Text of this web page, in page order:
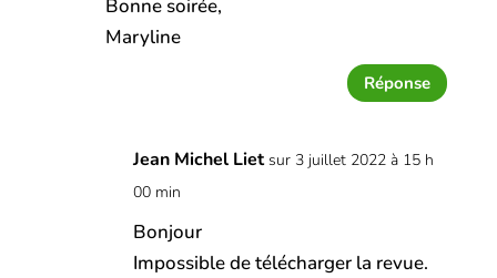
Bonne soirée,
Maryline
Réponse
Jean Michel Liet sur 3 juillet 2022 à 15 h
00 min
Bonjour
Impossible de télécharger la revue.